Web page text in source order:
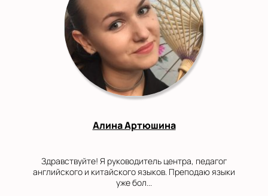
Алина Артюшина
Здравствуйте! Я руководитель центра, педагог
английского и китайского языков. Преподаю языки
уже бол...